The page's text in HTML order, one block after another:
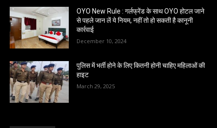
OYO New Rule : गर्लफ्रेंड के साथ OYO होटल जाने
से पहले जान लें ये नियम, नहीं तो हो सकती है कानूनी
कार्रवाई
December 10, 2024
पुलिस में भर्ती होने के लिए कितनी होनी चाहिए महिलाओं की
हाइट
March 29, 2025